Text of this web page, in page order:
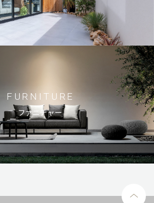
Union CO., LTD. All Rights Reserved.
is protected by reCAPTCHA and
and Terms of Serviceapply.
FURNITURE
ファニチャー